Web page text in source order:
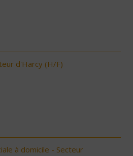
d'Harcy (H/F)
à domicile - Secteur